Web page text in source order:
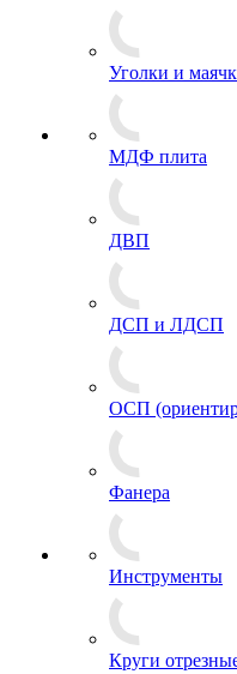
Уголки и
МДФ плита
ДВП
ДСП и ЛДСП
ОСП
Фанера
Инструменты
Круги